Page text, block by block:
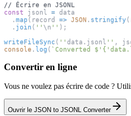
// Écrire en JSONL
const jsonl = data
. map ( record => JSON . stringify (
. join ( '' \n '' ) ;
writeFileSync ( '' data . jsonl '' ,
console . log ( ` Converted
Convertir en ligne
Vous ne voulez pas écrire de code ?
Ouvrir le JSON to JSONL Converter